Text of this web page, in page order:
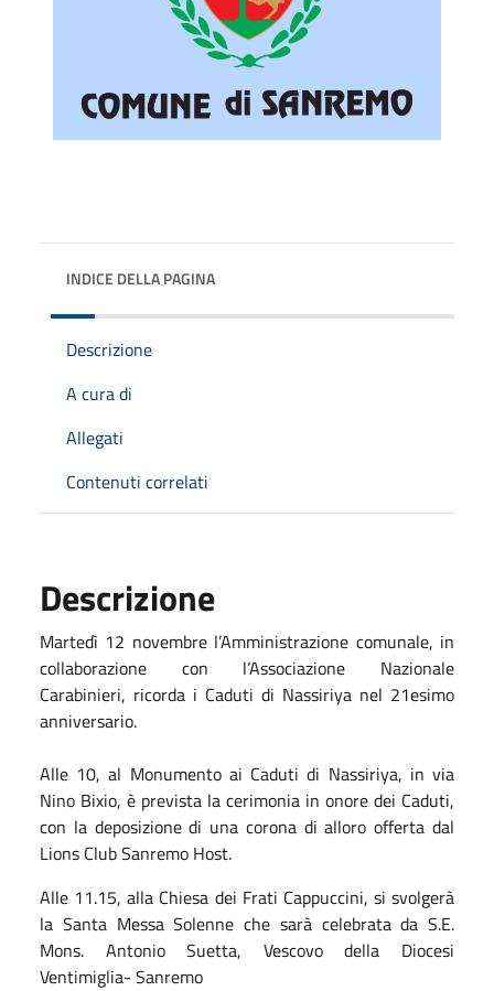
INDICE DELLA PAGINA
Descrizione
A cura di
Allegati
Contenuti correlati
Descrizione
Martedì 12 novembre l’Amministrazione comunale, in
collaborazione con l’Associazione Nazionale
Carabinieri, ricorda i Caduti di Nassiriya nel 21esimo
anniversario.
Alle 10, al Monumento ai Caduti di Nassiriya, in via
Nino Bixio, è prevista la cerimonia in onore dei Caduti,
con la deposizione di una corona di alloro offerta dal
Lions Club Sanremo Host.
Alle 11.15, alla Chiesa dei Frati Cappuccini, si svolgerà
la Santa Messa Solenne che sarà celebrata da S.E.
Mons. Antonio Suetta, Vescovo della Diocesi
Ventimiglia- Sanremo